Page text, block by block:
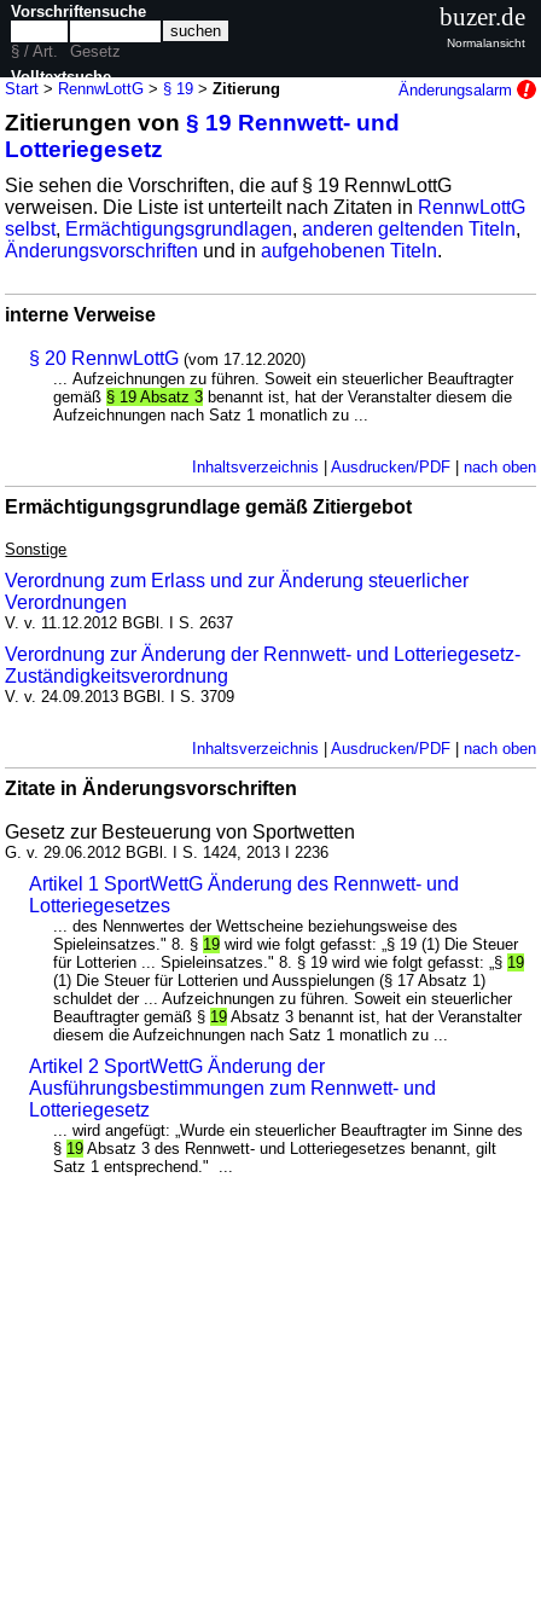
Start > RennwLottG > § 19 >Zitierung Änderungsalarm
Zitierungen von§ 19 Rennwett- und
Lotteriegesetz
Sie sehen die Vorschriften, die auf § 19 RennwLottG
verweisen. Die Liste ist unterteilt nach Zitaten in RennwLottG
selbst, Ermächtigungsgrundlagen,anderen geltenden Titeln,
Änderungsvorschriften und inaufgehobenen Titeln.
interne Verweise
§ 20 RennwLottG (vom 17.12.2020)
... Aufzeichnungen zu führen. Soweit ein steuerlicher Beauftragter
gemäß § 19 Absatz 3 benannt ist, hat der Veranstalter diesem die
Aufzeichnungen nach Satz 1 monatlich zu ...
Inhaltsverzeichnis | Ausdrucken/PDF| nach oben
Ermächtigungsgrundlage gemäß Zitiergebot
Sonstige
Verordnung zum Erlass und zur Änderung steuerlicher
Verordnungen
V. v. 11.12.2012 BGBl. I S. 2637
Verordnung zur Änderung der Rennwett- und Lotteriegesetz-
Zuständigkeitsverordnung
V. v. 24.09.2013 BGBl. I S. 3709
Inhaltsverzeichnis | Ausdrucken/PDF| nach oben
Zitate in Änderungsvorschriften
Gesetz zur Besteuerung von Sportwetten
G. v. 29.06.2012 BGBl. I S. 1424, 2013 I 2236
Artikel 1 SportWettG Änderung des Rennwett- und
Lotteriegesetzes
... des Nennwertes der Wettscheine beziehungsweise des
Spieleinsatzes." 8. § 19 wird wie folgt gefasst: „§ 19 (1) Die Steuer
für Lotterien ... Spieleinsatzes." 8. § 19 wird wie folgt gefasst: „§ 19
(1) Die Steuer für Lotterien und Ausspielungen (§ 17 Absatz 1)
schuldet der ... Aufzeichnungen zu führen. Soweit ein steuerlicher
Beauftragter gemäß § 19 Absatz 3 benannt ist, hat der Veranstalter
diesem die Aufzeichnungen nach Satz 1 monatlich zu ...
Artikel 2 SportWettG Änderung der
Ausführungsbestimmungen zum Rennwett- und
Lotteriegesetz
... wird angefügt: „Wurde ein steuerlicher Beauftragter im Sinne des
§ 19 Absatz 3 des Rennwett- und Lotteriegesetzes benannt, gilt
Satz 1 entsprechend." ...
Vorschriftensuche
§ / Art.
Gesetz
Volltextsuche
nur in RennwLottG
buzer.de
Normalansicht